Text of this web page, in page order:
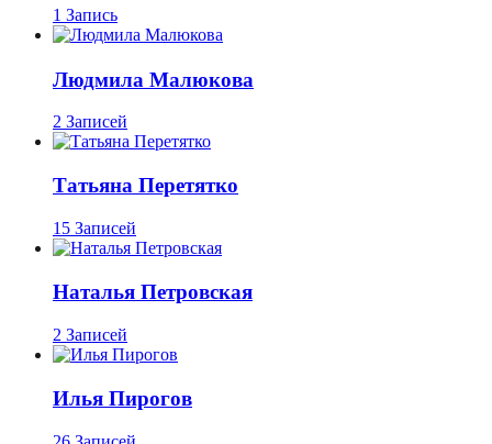
1 Запись
Людмила Малюкова
2 Записей
Татьяна Перетятко
15 Записей
Наталья Петровская
2 Записей
Илья Пирогов